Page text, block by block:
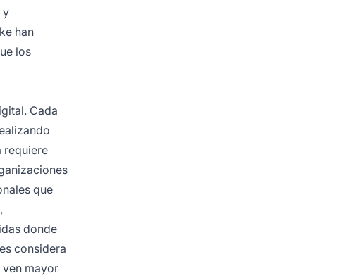
y
han
los
Cada
requiere
que
donde
considera
ven mayor